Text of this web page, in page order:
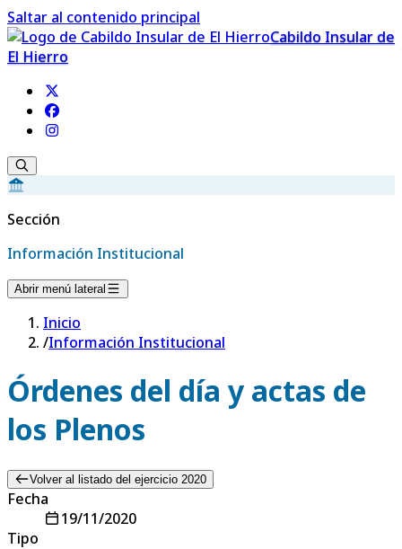
Saltar al contenido principal
Cabildo Insular de
El Hierro
Sección
Información Institucional
Abrir menú lateral
Inicio
/Información Institucional
Órdenes del día y actas de
los Plenos
Volver al listado del ejercicio 2020
Fecha
19/11/2020
Tipo